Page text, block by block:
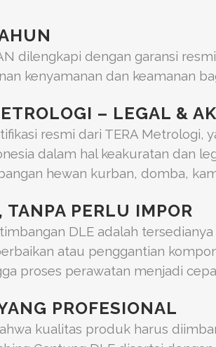
dilengkapi dengan garansi
kenyamanan dan keamanan
– LEGAL &
resmi dari TERA Metrologi,
dalam hal keakuratan dan
hewan kurban, domba,
TANPA PERLU IMPOR
DLE adalah
atau penggantian
proses perawatan menjadi
PROFESIONAL
kualitas produk harus